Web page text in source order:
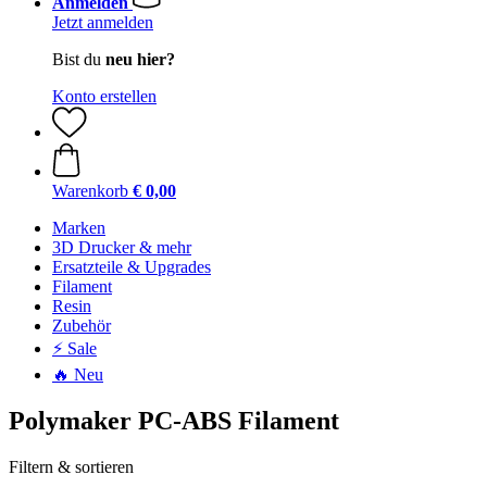
Jetzt anmelden
Bist du neu hier?
Konto erstellen
Warenkorb € 0,00
Marken
3D Drucker & mehr
Ersatzteile & Upgrades
Filament
Resin
Zubehör
⚡ Sale
🔥 Neu
Polymaker PC-ABS Filament
Filtern & sortieren